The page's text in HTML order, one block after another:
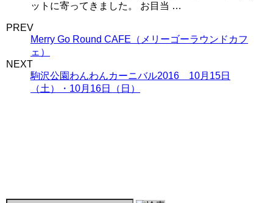
ットに寄ってきました。 お目当 …
PREV
Merry Go Round CAFE（メリーゴーラウンドカフ
ェ）
NEXT
駒沢公園わんわんカーニバル2016 10月15日
（土）・10月16日（日）